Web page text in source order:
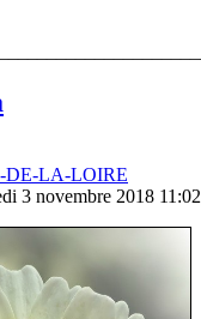
DE-LA-LOIRE
3 novembre 2018 11:02